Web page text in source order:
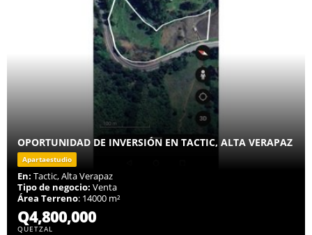
OPORTUNIDAD DE INVERSIÓN EN TACTIC, ALTA VERAPAZ
Apartaestudio
En: Tactic, Alta Verapaz
Tipo de negocio: Venta
Área Terreno: 14000 m²
Q4,800,000
QUETZAL